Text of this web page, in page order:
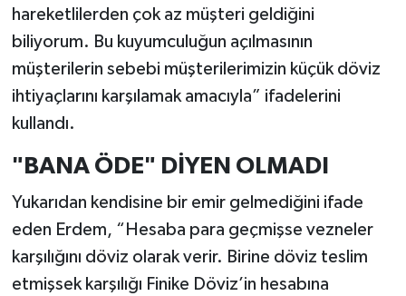
hareketlilerden çok az müşteri geldiğini
biliyorum. Bu kuyumculuğun açılmasının
müşterilerin sebebi müşterilerimizin küçük döviz
ihtiyaçlarını karşılamak amacıyla” ifadelerini
kullandı.
"BANA ÖDE" DİYEN OLMADI
Yukarıdan kendisine bir emir gelmediğini ifade
eden Erdem, “Hesaba para geçmişse vezneler
karşılığını döviz olarak verir. Birine döviz teslim
etmişsek karşılığı Finike Döviz’in hesabına